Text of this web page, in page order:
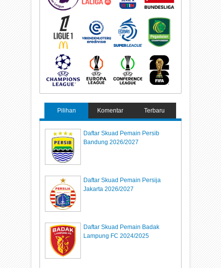
Pilihan Komentar Terbaru
Daftar Skuad Pemain Persib
Bandung 2026/2027
Daftar Skuad Pemain Persija
Jakarta 2026/2027
Daftar Skuad Pemain Badak
Lampung FC 2024/2025